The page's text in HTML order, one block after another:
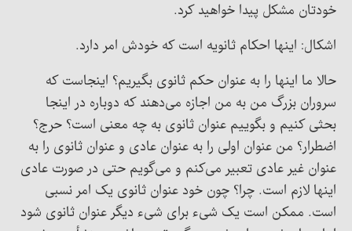
خودتان مشکل پیدا خواهید کرد.
اشکال: اینها احکام ثانویه است که خودش امر دارد.
حالا ما اینها را به عنوان حکم ثانوی بگیریم؟ اینجاست که
سروران بزرگ من به من اجازه می‌دهند که دوباره در اینجا
بحثی کنیم و بگوییم عنوان ثانوی به چه معنی است؟ حرج؟
اضطرار؟ من عنوان اولی را به عنوان عادی و عنوان ثانوی را به
عنوان غیر عادی تعبیر می‌کنم و می‌گویم حتی در صورت عادی
اینها لازم است. چرا؟ چون خود عنوان ثانوی یک امر نسبی
است. ممکن است یک شیء برای شیء دیگر عنوان ثانوی شود